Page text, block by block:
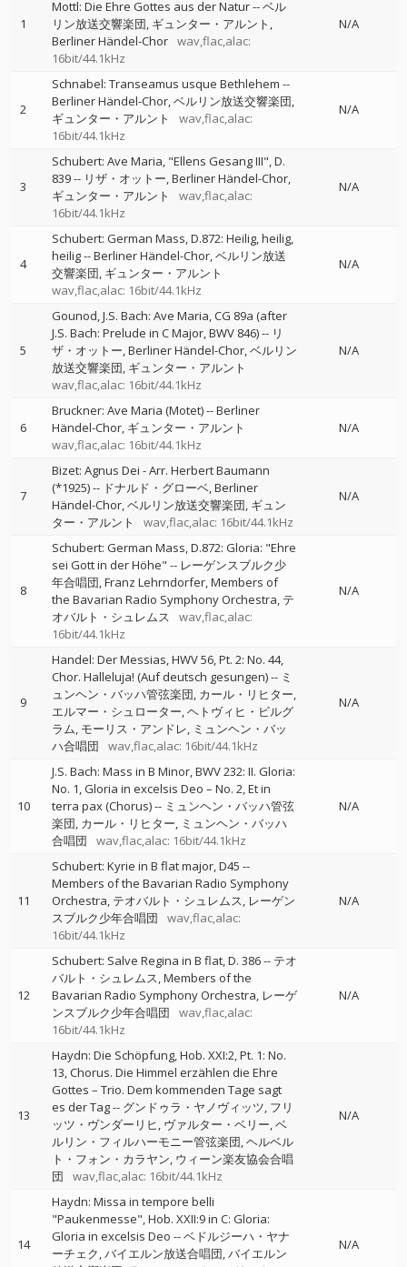
1
Mottl: Die Ehre Gottes aus der Natur--ベル
リン放送交響楽団 ギュンター・アルント
Berliner Händel-Chor wav,flac,alac:
16bit/44.1kHz
N/A
2
Schnabel: Transeamus usque Bethlehem --
Berliner Händel-Chor ベルリン放送交響楽団
ギュンター・アルント
wav,flac,alac:
16bit/44.1kHz
N/A
3
Schubert: Ave Maria, "Ellens Gesang III", D.
839-- リザ・オットー Berliner Händel-Chor
ギュンター・アルント
wav,flac,alac:
16bit/44.1kHz
N/A
4
Schubert: German Mass, D.872: Heilig, heilig,
heilig--Berliner Händel-Chor ベルリン放送
交響楽団 ギュンター・アルント
wav,flac,alac: 16bit/44.1kHz
N/A
5
Gounod, J.S. Bach: Ave Maria, CG 89a (after
J.S. Bach: Prelude in C Major, BWV 846)-- リ
ザ・オットー Berliner Händel-Chor ベルリン
放送交響楽団 ギュンター・アルント
wav,flac,alac: 16bit/44.1kHz
N/A
6
Bruckner: Ave Maria (Motet)--Berliner
Händel-Chor ギュンター・アルント
wav,flac,alac: 16bit/44.1kHz
N/A
7
Bizet: Agnus Dei - Arr. Herbert Baumann
(*1925)-- ドナルド・グローベ Berliner
Händel-Chor ベルリン放送交響楽団 ギュン
ター・アルント
wav,flac,alac: 16bit/44.1kHz
N/A
8
Schubert: German Mass, D.872: Gloria: "Ehre
sei Gott in der Höhe" -- レーゲンスブルク少
年合唱団 Franz Lehrndorfer Members of
the Bavarian Radio Symphony Orchestra テ
オバルト・シュレムス
wav,flac,alac:
16bit/44.1kHz
N/A
9
Handel: Der Messias, HWV 56, Pt. 2: No. 44,
Chor. Halleluja! (Auf deutsch gesungen)-- ミ
ュンヘン・バッハ管弦楽団 カール・リヒター
エルマー・シュローター ヘトヴィヒ・ビルグ
ラム モーリス・アンドレ ミュンヘン・バッ
ハ合唱団
wav,flac,alac: 16bit/44.1kHz
N/A
10
J.S. Bach: Mass in B Minor, BWV 232: II. Gloria:
No. 1, Gloria in excelsis Deo – No. 2, Et in
terra pax (Chorus)-- ミュンヘン・バッハ管弦
楽団 カール・リヒター ミュンヘン・バッハ
合唱団
wav,flac,alac: 16bit/44.1kHz
N/A
11
Schubert: Kyrie in B flat major, D45 --
Members of the Bavarian Radio Symphony
Orchestra テオバルト・シュレムス レーゲン
スブルク少年合唱団
wav,flac,alac:
16bit/44.1kHz
N/A
12
Schubert: Salve Regina in B flat, D. 386-- テオ
バルト・シュレムス Members of the
Bavarian Radio Symphony Orchestra レーゲ
ンスブルク少年合唱団
wav,flac,alac:
16bit/44.1kHz
N/A
13
Haydn: Die Schöpfung, Hob. XXI:2, Pt. 1: No.
13, Chorus. Die Himmel erzählen die Ehre
Gottes – Trio. Dem kommenden Tage sagt
es der Tag-- グンドゥラ・ヤノヴィッツ フリ
ッツ・ヴンダーリヒ ヴァルター・ベリー ベ
ルリン・フィルハーモニー管弦楽団 ヘルベル
ト・フォン・カラヤン ウィーン楽友協会合唱
団
wav,flac,alac: 16bit/44.1kHz
N/A
14
Haydn: Missa in tempore belli
"Paukenmesse", Hob. XXII:9 in C: Gloria:
Gloria in excelsis Deo --ベドルジーハ・ヤナ
ーチェク バイエルン放送合唱団 バイエルン
N/A